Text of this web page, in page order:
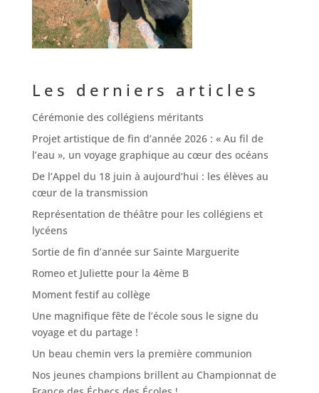
Les derniers articles
Cérémonie des collégiens méritants
Projet artistique de fin d’année 2026 : « Au fil de
l’eau », un voyage graphique au cœur des océans
De l’Appel du 18 juin à aujourd’hui : les élèves au
cœur de la transmission
Représentation de théâtre pour les collégiens et
lycéens
Sortie de fin d’année sur Sainte Marguerite
Romeo et Juliette pour la 4ème B
Moment festif au collège
Une magnifique fête de l’école sous le signe du
voyage et du partage !
Un beau chemin vers la première communion
Nos jeunes champions brillent au Championnat de